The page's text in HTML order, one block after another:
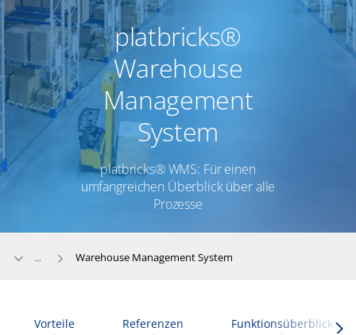
Portfolio
Infrastruktur & Betrieb
Über uns
Karriere
platbricks®
Warehouse
Management
System
platbricks® WMS: Für einen
umfangreichen Überblick über alle
Prozesse
... Warehouse Management System
Vorteile Referenzen Funktionsüberblick